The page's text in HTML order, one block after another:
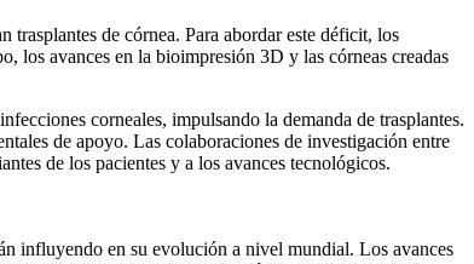
trasplantes de córnea. Para abordar este déficit, los
los avances en la bioimpresión 3D y las córneas creadas
corneales, impulsando la demanda de trasplantes.
de apoyo. Las colaboraciones de investigación entre
de los pacientes y a los avances tecnológicos.
influyendo en su evolución a nivel mundial. Los avances